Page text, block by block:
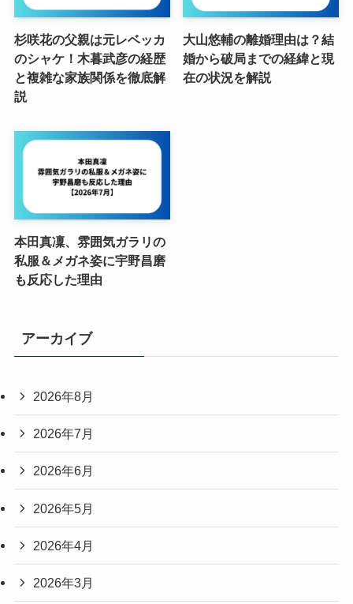
杉咲花の父親は元レベッカ
のシャケ！木暮武彦の経歴
と複雑な家族関係を徹底解
説
大山悠輔の離婚理由は？結
婚から破局までの経緯と現
在の状況を解説
本田真凜、雰囲気ガラリの
私服＆メガネ姿に宇野昌磨
も反応した理由
アーカイブ
2026年8月
2026年7月
2026年6月
2026年5月
2026年4月
2026年3月